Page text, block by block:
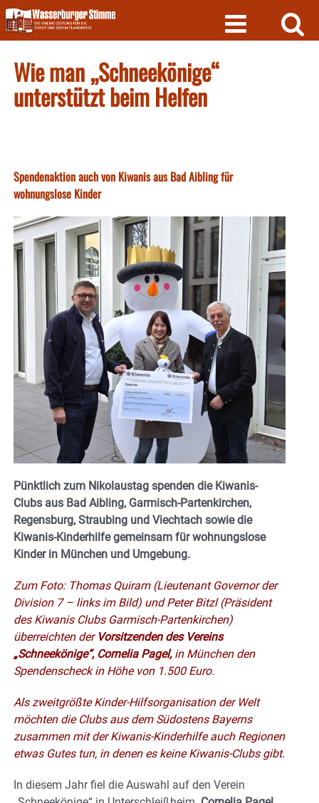
Skip
to
content
Wie man „Schneekönige“
unterstützt beim Helfen
Spendenaktion auch von Kiwanis aus Bad Aibling für
wohnungslose Kinder
Pünktlich zum Nikolaustag spenden die Kiwanis-
Clubs aus Bad Aibling, Garmisch-Partenkirchen,
Regensburg, Straubing und Viechtach sowie die
Kiwanis-Kinderhilfe gemeinsam für wohnungslose
Kinder in München und Umgebung.
Zum Foto: Thomas Quiram (Lieutenant Governor der
Division 7 – links im Bild) und Peter Bitzl (Präsident
des Kiwanis Clubs Garmisch-Partenkirchen)
überreichten der Vorsitzenden des Vereins
„Schneekönige“, Cornelia Pagel,in München den
Spendenscheck in Höhe von 1.500 Euro.
Als zweitgrößte Kinder-Hilfsorganisation der Welt
möchten die Clubs aus dem Südostens Bayerns
zusammen mit der Kiwanis-Kinderhilfe auch Regionen
etwas Gutes tun, in denen es keine Kiwanis-Clubs gibt.
In diesem Jahr fiel die Auswahl auf den Verein